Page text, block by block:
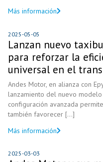
Más información
2025-05-05
Lanzan nuevo
para reforzar la
universal en el
Andes Motor, en alianza con
lanzamiento del nuevo modelo
configuración avanzada
también favorecer [...]
Más información
2025-03-03